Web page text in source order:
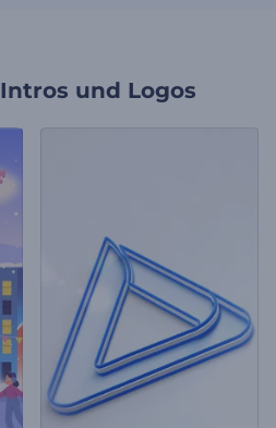
Intros und Logos